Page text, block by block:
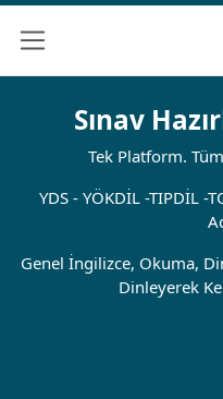
Sınav
Tek Platform.
YDS - YÖKDİL -TIPDİL -
Genel İngilizce, Okuma,
Dinleyerek